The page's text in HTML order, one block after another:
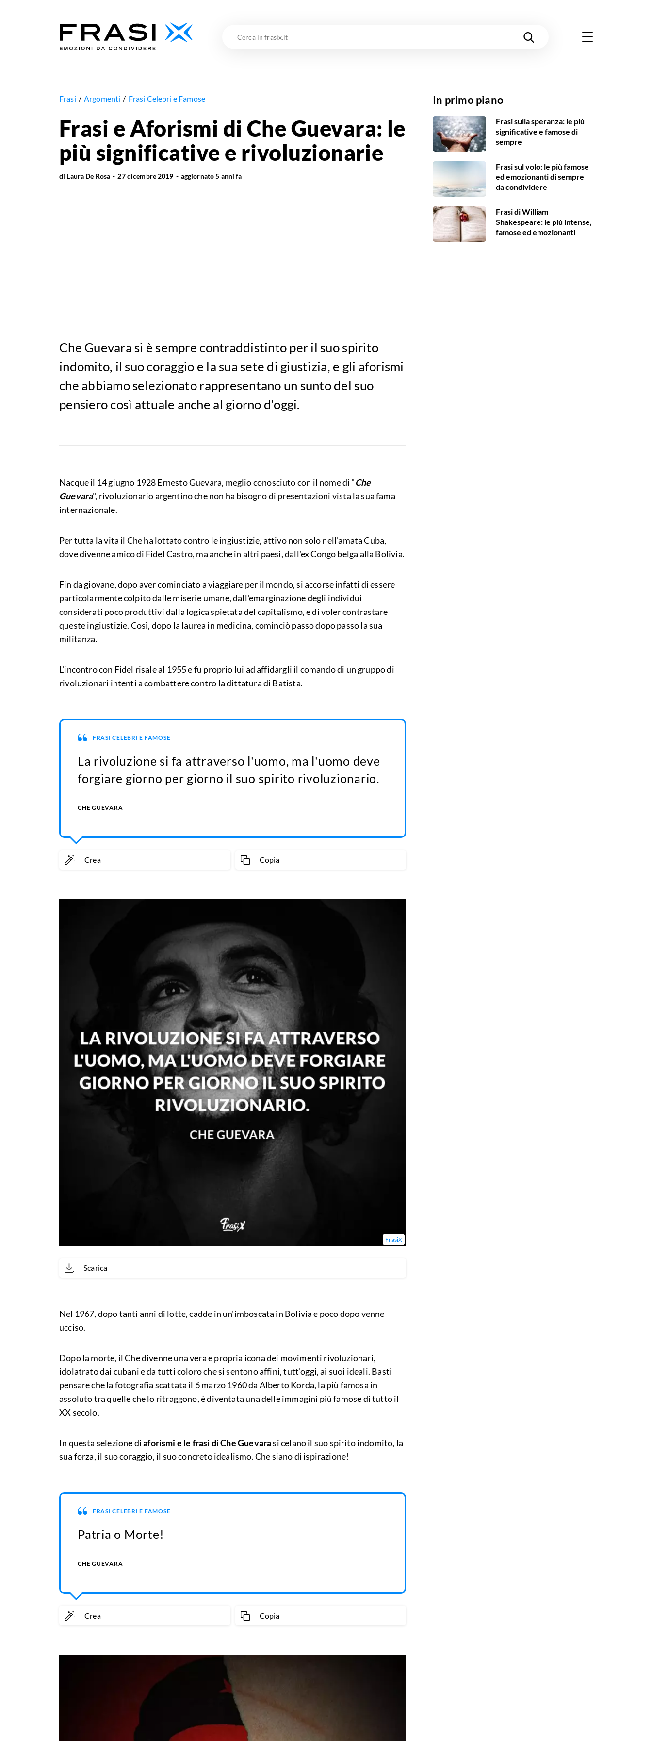
Frasi Argomenti Frasi Celebri e Famose
Frasi e Aforismi di Che Guevara: le
più significative e rivoluzionarie
di Laura De Rosa 27 dicembre 2019 aggiornato5 anni fa
Che Guevara si è sempre contraddistinto per il suo spirito
indomito, il suo coraggio e la sua sete di giustizia, e gli aforismi
che abbiamo selezionato rappresentano un sunto del suo
pensiero così attuale anche al giorno d'oggi.
Nacque il 14 giugno 1928 Ernesto Guevara, meglio conosciuto con il nome di "Che
Guevara", rivoluzionario argentino che non ha bisogno di presentazioni vista la sua fama
internazionale.
Per tutta la vita il Che ha lottato contro le ingiustizie, attivo non solo nell'amata Cuba,
dove divenne amico di Fidel Castro, ma anche in altri paesi, dall'ex Congo belga alla Bolivia.
Fin da giovane, dopo aver cominciato a viaggiare per il mondo, si accorse infatti di essere
particolarmente colpito dalle miserie umane, dall'emarginazione degli individui
considerati poco produttivi dalla logica spietata del capitalismo, e di voler contrastare
queste ingiustizie. Così, dopo la laurea in medicina, cominciò passo dopo passo la sua
militanza.
L'incontro con Fidel risale al 1955 e fu proprio lui ad affidargli il comando di un gruppo di
rivoluzionari intenti a combattere contro la dittatura di Batista.
FRASI CELEBRI E FAMOSE
La rivoluzione si fa attraverso l'uomo, ma l'uomo deve
forgiare giorno per giorno il suo spirito rivoluzionario.
CHE GUEVARA
Crea Copia
FrasiX
Scarica
Nel 1967, dopo tanti anni di lotte, cadde in un'imboscata in Bolivia e poco dopo venne
ucciso.
Dopo la morte, il Che divenne una vera e propria icona dei movimenti rivoluzionari,
idolatrato dai cubani e da tutti coloro che si sentono affini, tutt'oggi, ai suoi ideali. Basti
pensare che la fotografia scattata il 6 marzo 1960 da Alberto Korda, la più famosa in
assoluto tra quelle che lo ritraggono, è diventata una delle immagini più famose di tutto il
XX secolo.
In questa selezione diaforismi e le frasi di Che Guevarasi celano il suo spirito indomito, la
sua forza, il suo coraggio, il suo concreto idealismo. Che siano di ispirazione!
FRASI CELEBRI E FAMOSE
Patria o Morte!
CHE GUEVARA
Crea Copia
In primo piano
Frasi sulla speranza: le più
significative e famose di
sempre
Frasi sul volo: le più famose
ed emozionanti di sempre
da condividere
Frasi di William
Shakespeare: le più intense,
famose ed emozionanti